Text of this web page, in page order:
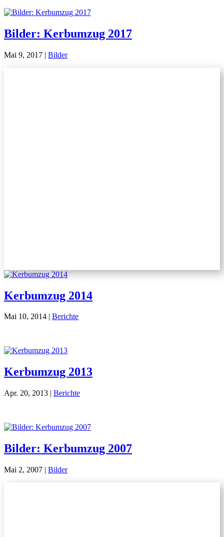
Bilder: Kerbumzug 2017
Mai 9, 2017 | Bilder
Kerbumzug 2014
Mai 10, 2014 | Berichte
Kerbumzug 2013
Apr. 20, 2013 | Berichte
Bilder: Kerbumzug 2007
Mai 2, 2007 | Bilder